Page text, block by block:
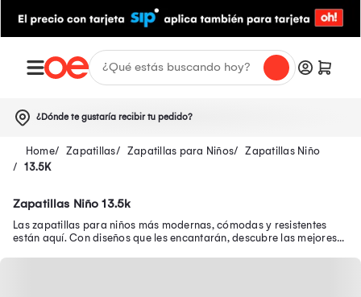
¿Dónde te gustaría recibir tu pedido?
Zapatillas Zapatillas para Niños
Zapatillas Niño
13.5K
Zapatillas Niño 13.5k
Las zapatillas para niños más modernas, cómodas y resistentes
están aquí. Con diseños que les encantarán, descubre las mejores